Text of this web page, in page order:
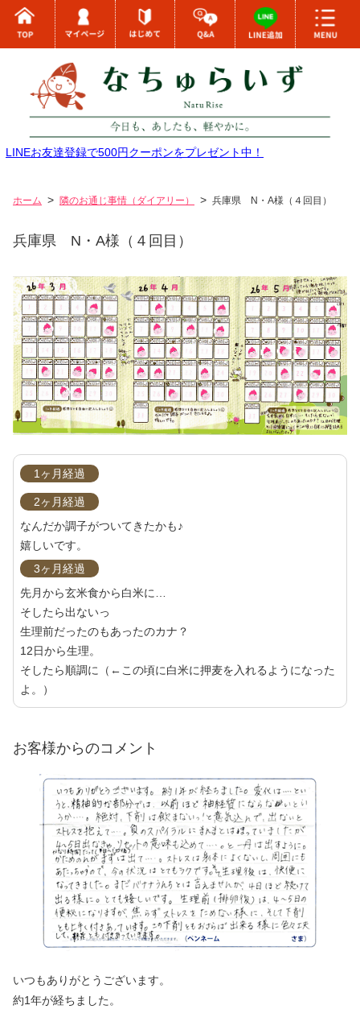
LINEお友達登録で500円クーポンをプレゼント中！
ホーム 隣のお通じ事情（ダイアリー） 兵庫県 N・A様（４回目）
兵庫県 N・A様（４回目）
1ヶ月経過
2ヶ月経過
なんだか調子がついてきたかも♪
嬉しいです。
3ヶ月経過
先月から玄米食から白米に…
そしたら出ないっ
生理前だったのもあったのカナ？
12日から生理。
そしたら順調に（←この頃に白米に押麦を入れるようになった
よ。）
お客様からのコメント
いつもありがとうございます。
約1年が経ちました。